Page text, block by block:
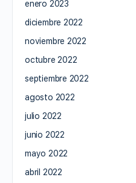
enero 2023
diciembre 2022
noviembre 2022
octubre 2022
septiembre 2022
agosto 2022
julio 2022
junio 2022
mayo 2022
abril 2022